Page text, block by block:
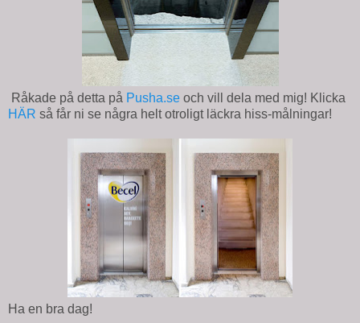
Råkade på detta på Pusha.se och vill dela med mig! Klicka
HÄR så får ni se några helt otroligt läckra hiss-målningar!
Ha en bra dag!